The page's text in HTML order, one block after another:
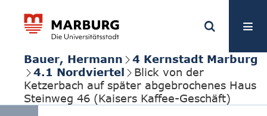
Bauer, Hermann
4 Kernstadt Marburg
4.1 Nordviertel
Blick von der
Ketzerbach auf später abgebrochenes Haus
Steinweg 46 (Kaisers Kaffee-Geschäft)